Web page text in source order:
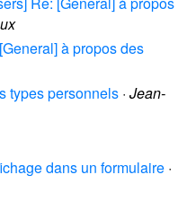
à propos des
types personnels · Jean-
dans un formulaire ·